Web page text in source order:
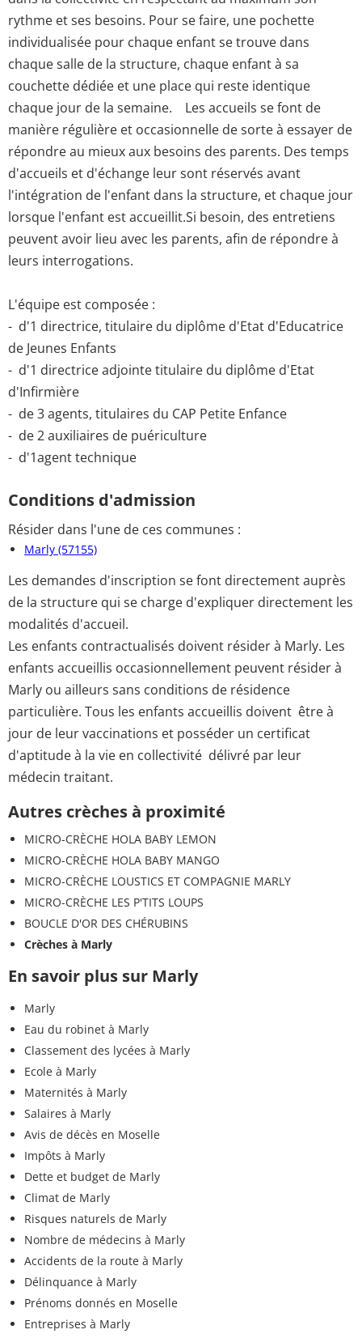
rythme et ses besoins. Pour se faire, une pochette
individualisée pour chaque enfant se trouve dans
chaque salle de la structure, chaque enfant à sa
couchette dédiée et une place qui reste identique
chaque jour de la semaine. Les accueils se font de
manière régulière et occasionnelle de sorte à essayer de
répondre au mieux aux besoins des parents. Des temps
d'accueils et d'échange leur sont réservés avant
l'intégration de l'enfant dans la structure, et chaque jour
lorsque l'enfant est accueillit.Si besoin, des entretiens
peuvent avoir lieu avec les parents, afin de répondre à
leurs interrogations.
L'équipe est composée :
- d'1 directrice, titulaire du diplôme d'Etat d'Educatrice
de Jeunes Enfants
- d'1 directrice adjointe titulaire du diplôme d'Etat
d'Infirmière
- de 3 agents, titulaires du CAP Petite Enfance
- de 2 auxiliaires de puériculture
- d'1agent technique
Conditions d'admission
Résider dans l'une de ces communes :
Marly (57155)
Les demandes d'inscription se font directement auprès
de la structure qui se charge d'expliquer directement les
modalités d'accueil.
Les enfants contractualisés doivent résider à Marly. Les
enfants accueillis occasionnellement peuvent résider à
Marly ou ailleurs sans conditions de résidence
particulière. Tous les enfants accueillis doivent être à
jour de leur vaccinations et posséder un certificat
d'aptitude à la vie en collectivité délivré par leur
médecin traitant.
Autres crèches à proximité
MICRO-CRÈCHE HOLA BABY LEMON
MICRO-CRÈCHE HOLA BABY MANGO
MICRO-CRÈCHE LOUSTICS ET COMPAGNIE MARLY
MICRO-CRÈCHE LES P'TITS LOUPS
BOUCLE D'OR DES CHÉRUBINS
Crèches à Marly
En savoir plus sur Marly
Marly
Eau du robinet à Marly
Classement des lycées à Marly
Ecole à Marly
Maternités à Marly
Salaires à Marly
Avis de décès en Moselle
Impôts à Marly
Dette et budget de Marly
Climat de Marly
Risques naturels de Marly
Nombre de médecins à Marly
Accidents de la route à Marly
Délinquance à Marly
Prénoms donnés en Moselle
Entreprises à Marly